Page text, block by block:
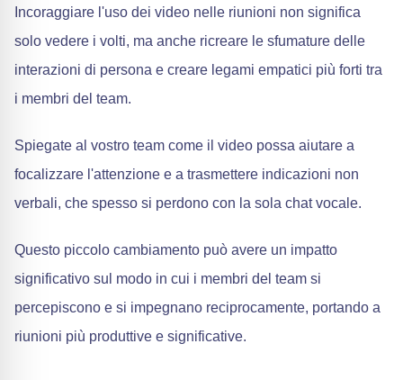
Incoraggiare l'uso dei video nelle riunioni non significa
solo vedere i volti, ma anche ricreare le sfumature delle
interazioni di persona e creare legami empatici più forti tra
i membri del team.
Spiegate al vostro team come il video possa aiutare a
focalizzare l'attenzione e a trasmettere indicazioni non
verbali, che spesso si perdono con la sola chat vocale.
Questo piccolo cambiamento può avere un impatto
significativo sul modo in cui i membri del team si
percepiscono e si impegnano reciprocamente, portando a
riunioni più produttive e significative.